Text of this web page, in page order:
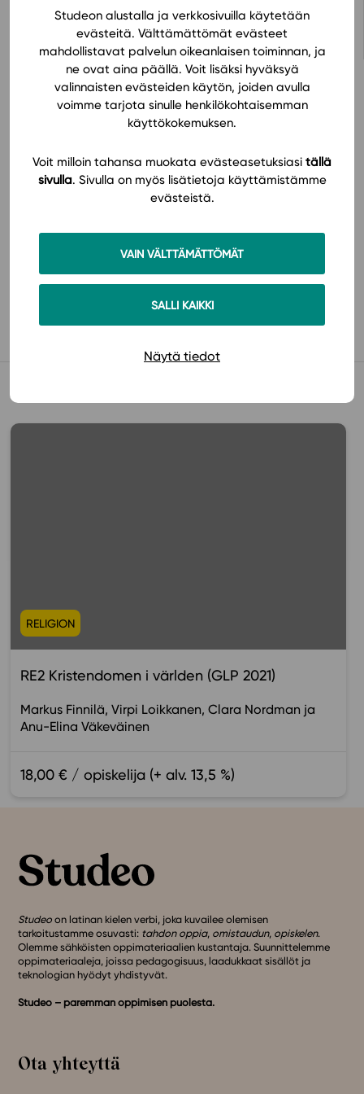
Studeon alustalla ja verkkosivuilla käytetään
evästeitä. Välttämättömät evästeet
mahdollistavat palvelun oikeanlaisen toiminnan, ja
ne ovat aina päällä. Voit lisäksi hyväksyä
valinnaisten evästeiden käytön, joiden avulla
voimme tarjota sinulle henkilökohtaisemman
käyttökokemuksen.
Voit milloin tahansa muokata evästeasetuksiasi tällä
sivulla. Sivulla on myös lisätietoja käyttämistämme
evästeistä.
VAIN VÄLTTÄMÄTTÖMÄT
SALLI KAIKKI
Näytä tiedot
Käyttöönotto
RELIGION
RE2 Kristendomen i världen (GLP 2021)
Markus Finnilä Virpi Loikkanen Clara Nordman
Anu-Elina Väkeväinen
18,00 € / opiskelija (+ alv. 13,5 %)
Studeo on latinan kielen verbi, joka kuvailee olemisen
tarkoitustamme osuvasti: tahdon oppia, omistaudun, opiskelen.
Olemme sähköisten oppimateriaalien kustantaja. Suunnittelemme
oppimateriaaleja, joissa pedagogisuus, laadukkaat sisällöt ja
teknologian hyödyt yhdistyvät.
Studeo – paremman oppimisen puolesta.
Ota yhteyttä